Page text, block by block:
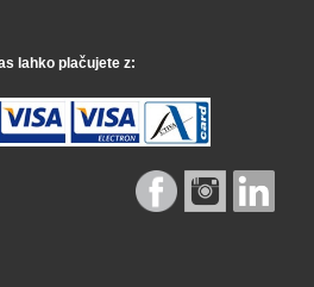
lahko plačujete z: